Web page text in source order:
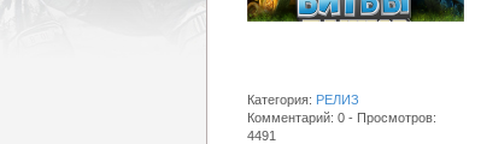
Категория: РЕЛИЗ
Комментарий: 0 - Просмотров:
4491